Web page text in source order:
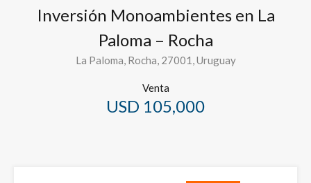
Inversión Monoambientes en La
Paloma – Rocha
La Paloma, Rocha, 27001, Uruguay
Venta
USD 105,000